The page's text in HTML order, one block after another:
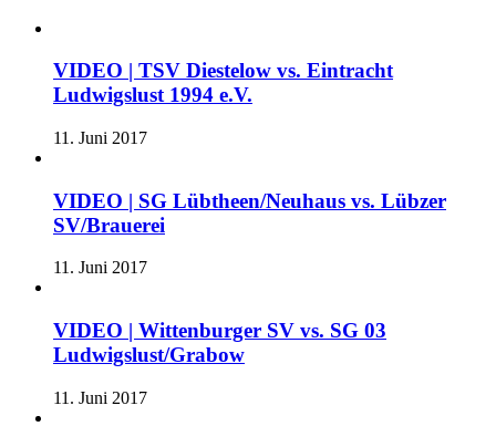
VIDEO | TSV Diestelow vs. Eintracht
Ludwigslust 1994 e.V.
11. Juni 2017
VIDEO | SG Lübtheen/Neuhaus vs. Lübzer
SV/Brauerei
11. Juni 2017
VIDEO | Wittenburger SV vs. SG 03
Ludwigslust/Grabow
11. Juni 2017